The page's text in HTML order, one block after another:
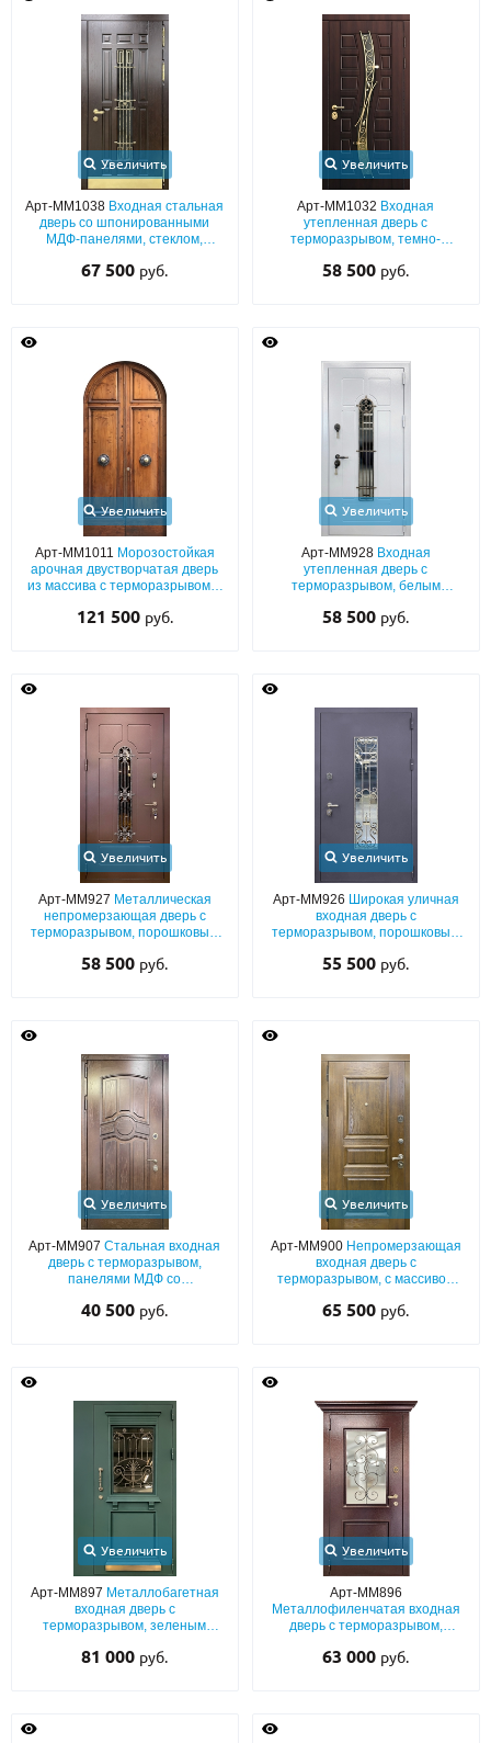
Увеличить
Арт-ММ1038 Входная стальная
дверь со шпонированными
МДФ-панелями, стеклом,
отбойником из латуни для дома
67 500 руб.
Увеличить
Арт-ММ1032 Входная
утепленная дверь с
терморазрывом, темно-
фигурным стеклопакетом и
58 500 руб.
Увеличить
Арт-ММ1011 Морозостойкая
арочная двустворчатая дверь
из массива с терморазрывом и
121 500 руб.
Увеличить
Арт-ММ928 Входная
утепленная дверь с
терморазрывом, белым
выдавленным рисунком,
58 500 руб.
Увеличить
Арт-ММ927 Металлическая
непромерзающая дверь с
терморазрывом, порошковым
выдавленным рисунком, узким
58 500 руб.
Увеличить
Арт-ММ926 Широкая уличная
входная дверь с
терморазрывом, порошковым
стеклом и решеткой
55 500 руб.
Увеличить
Арт-ММ907Стальная входная
дверь с терморазрывом,
панелями МДФ со
40 500 руб.
Увеличить
Арт-ММ900 Непромерзающая
входная дверь с
терморазрывом, с массивом
раскладом
65 500 руб.
Увеличить
Арт-ММ897 Металлобагетная
входная дверь с
терморазрывом, зеленым
боковой вставкой, отбойником,
81 000 руб.
Увеличить
Арт-ММ896
Металлофиленчатая входная
дверь с терморазрывом,
окрашиванием, карнизом,
63 000 руб.